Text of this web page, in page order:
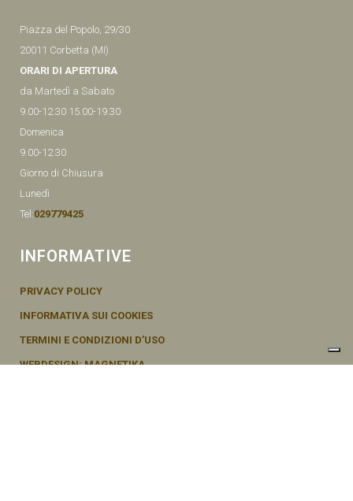
Piazza del Popolo, 29/30
20011 Corbetta (MI)
ORARI DI APERTURA
da Martedì a Sabato
9.00-12.30 15.00-19.30
Domenica
9.00-12.30
Giorno di Chiusura
Lunedì
Tel:029779425
INFORMATIVE
PRIVACY POLICY
INFORMATIVA SUI COOKIES
TERMINI E CONDIZIONI D’USO
WEBDESIGN: MAGNETIKA